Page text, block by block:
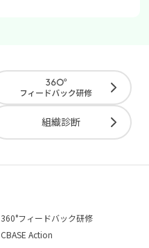
組織診断
360°フィードバック研修
CBASE Action